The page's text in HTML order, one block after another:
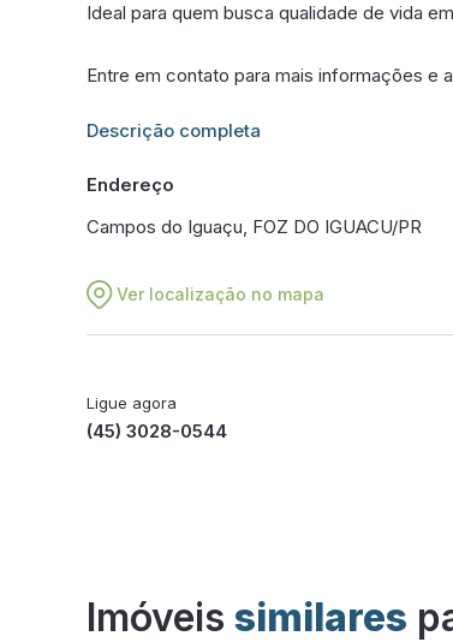
Ideal para quem busca qualidade de vida
Entre em contato para mais informações e
Informações adicionais sobre este imóvel
Descrição completa
Endereço
Campos do Iguaçu, FOZ DO IGUACU/PR
Ver localização no mapa
Ligue agora
(45) 3028-0544
Imóveis similares